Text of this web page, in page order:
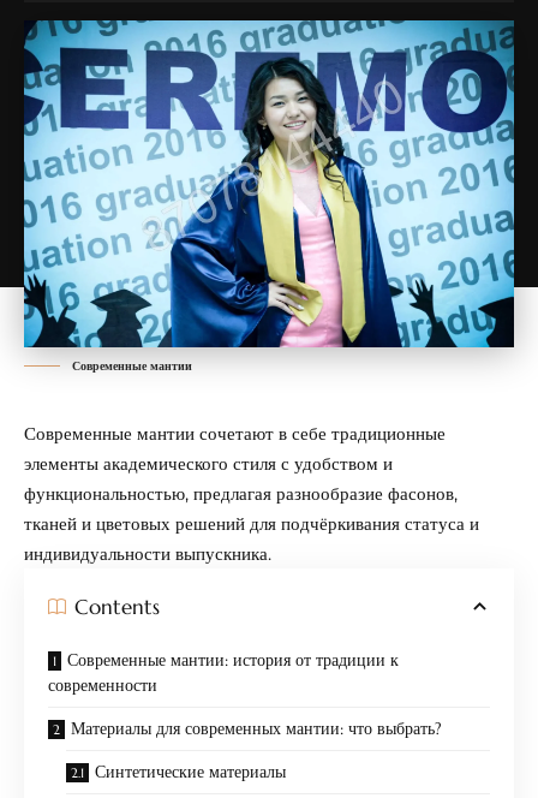
Современные мантии
Современные мантии сочетают в себе традиционные
элементы академического стиля с удобством и
функциональностью, предлагая разнообразие фасонов,
тканей и цветовых решений для подчёркивания статуса и
индивидуальности выпускника.
Contents
Современные мантии: история от традиции к
современности
Материалы для современных мантии: что выбрать?
Синтетические материалы